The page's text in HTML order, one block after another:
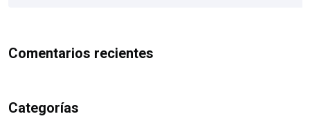
Comentarios recientes
Categorías